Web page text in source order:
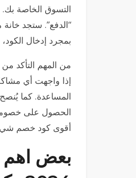
التسوق الخاصة
بمجرد إدخال
من المهم التأكد
إذا واجهت أي
المساعدة. كما
الحصول على
أقوى كود خصم شي ان 2024 وتحقيق أقصى استفادة
بعض اهم